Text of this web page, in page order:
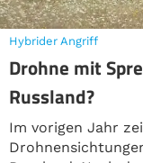
Hybrider Angriff
Drohne mit
Russland?
Im vorigen Jahr